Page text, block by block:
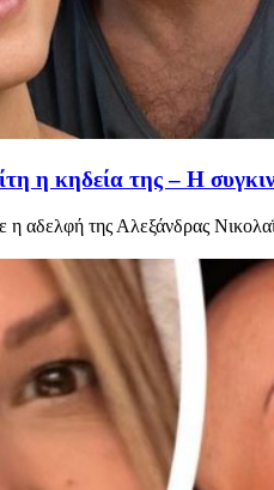
η κηδεία της – Η
η αδελφή της Αλεξάνδρας